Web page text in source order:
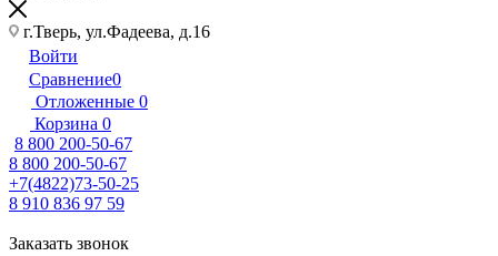
г.Тверь, ул.Фадеева, д.16
Войти
Сравнение0
Отложенные 0
Корзина 0
8 800 200-50-67
8 800 200-50-67
+7(4822)73-50-25
8 910 836 97 59
Заказать звонок